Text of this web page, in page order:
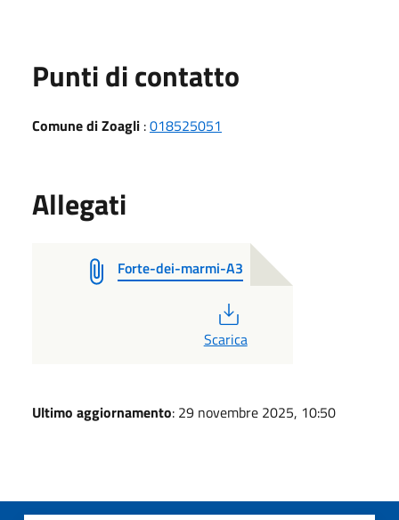
Punti di contatto
Comune di Zoagli :018525051
Allegati
Forte-dei-marmi-A3
Scarica
Ultimo aggiornamento: 29 novembre 2025, 10:50